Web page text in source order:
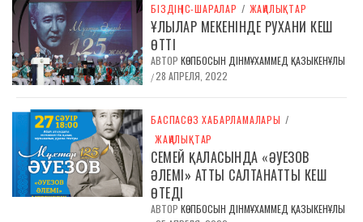
БІЗДІҢ ІС-ШАРАЛАР / ЖАҢАЛЫҚТАР
ҰЛЫЛАР МЕКЕНІНДЕ РУХАНИ КЕШ
ӨТТІ
АВТОР КӨПБОСЫН ДІНМҰХАММЕД ҚАЗЫКЕНҰЛЫ
/28 АПРЕЛЯ, 2022
БАСПАСӨЗ ХАБАРЛАМАЛАРЫ /
ЖАҢАЛЫҚТАР
СЕМЕЙ ҚАЛАСЫНДА «ӘУЕЗОВ
ӘЛЕМІ» АТТЫ САЛТАНАТТЫ КЕШ
ӨТЕДІ
АВТОР КӨПБОСЫН ДІНМҰХАММЕД ҚАЗЫКЕНҰЛЫ